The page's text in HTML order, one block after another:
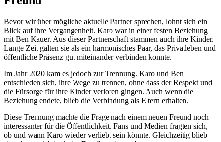
Bevor wir über mögliche aktuelle Partner sprechen, lohnt sich ein
Blick auf ihre Vergangenheit. Karo war in einer festen Beziehung
mit Ben Kauer. Aus dieser Partnerschaft stammen auch ihre Kinder.
Lange Zeit galten sie als ein harmonisches Paar, das Privatleben und
öffentliche Präsenz gut miteinander verbinden konnte.
Im Jahr 2020 kam es jedoch zur Trennung. Karo und Ben
entschieden sich, ihre Wege zu trennen, ohne dass der Respekt und
die Fürsorge für ihre Kinder verloren gingen. Auch wenn die
Beziehung endete, blieb die Verbindung als Eltern erhalten.
Diese Trennung machte die Frage nach einem neuen Freund noch
interessanter für die Öffentlichkeit. Fans und Medien fragten sich,
ob und wann Karo wieder verliebt sein könnte. Gleichzeitig blieb